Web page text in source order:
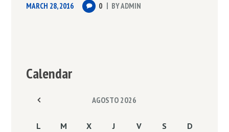
MARCH 28, 2016 0 BYADMIN
Calendar
AGOSTO 2026
L M X J V S
D